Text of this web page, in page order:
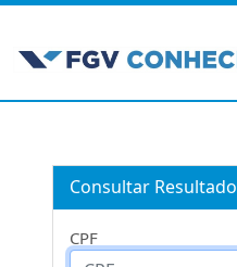
Consultar Resultado
CPF